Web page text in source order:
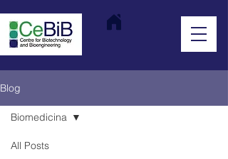
Blog
All Posts
Biomedicina